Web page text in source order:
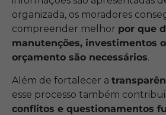
organizada, os moradores
compreender melhor por que
manutenções, investimentos
orçamento são necessários.
Além de fortalecer a
esse processo também
conflitos e questionamentos